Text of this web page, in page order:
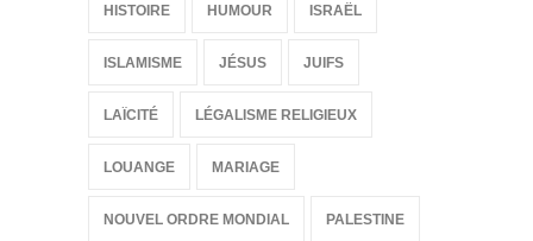
HISTOIRE HUMOUR ISRAËL
ISLAMISME JÉSUS JUIFS
LAÏCITÉ LÉGALISME RELIGIEUX
LOUANGE MARIAGE
NOUVEL ORDRE MONDIAL PALESTINE